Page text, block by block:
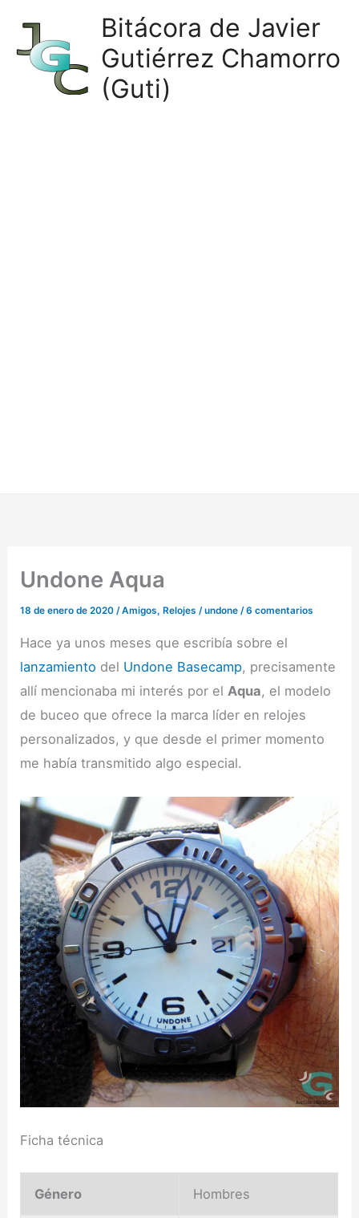
contenido
Bitácora de Javier
Gutiérrez Chamorro
(Guti)
Undone Aqua
18 de enero de 2020/Amigos, Relojes /undone /6 comentarios
Hace ya unos meses que escribía sobre el
lanzamiento del Undone Basecamp, precisamente
allí mencionaba mi interés por elAqua, el modelo
de buceo que ofrece la marca líder en relojes
personalizados, y que desde el primer momento
me había transmitido algo especial.
Ficha técnica
Género Hombres